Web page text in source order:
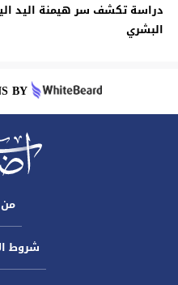
دراسة تكشف سر هيمنة اليد
البشري
BY
شروط